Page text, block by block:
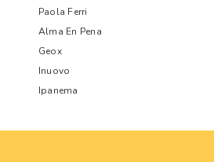
Paola Ferri
Alma En Pena
Geox
Inuovo
Ipanema